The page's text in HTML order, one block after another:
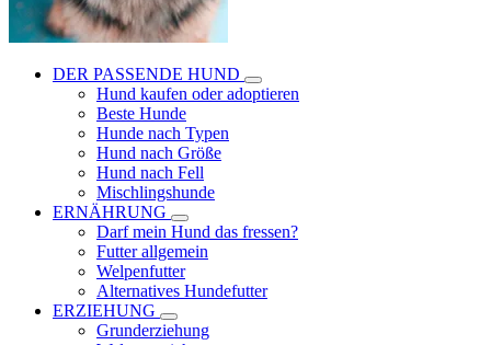
DER PASSENDE HUND
Hund kaufen oder adoptieren
Beste Hunde
Hunde nach Typen
Hund nach Größe
Hund nach Fell
Mischlingshunde
ERNÄHRUNG
Darf mein Hund das fressen?
Futter allgemein
Welpenfutter
Alternatives Hundefutter
ERZIEHUNG
Grunderziehung